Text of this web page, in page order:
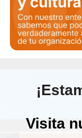
Visita